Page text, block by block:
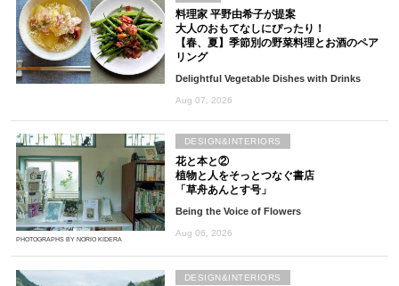
料理家 平野由希子が提案
大人のおもてなしにぴったり！
【春、夏】季節別の野菜料理とお酒のペア
リング
Delightful Vegetable Dishes with Drinks
Aug 07, 2026
PHOTOGRAPHS BY NORIO KIDERA
花と本と②
植物と人をそっとつなぐ書店
「草舟あんとす号」
Being the Voice of Flowers
Aug 06, 2026
DESIGN&INTERIORS
DESIGN&INTERIORS